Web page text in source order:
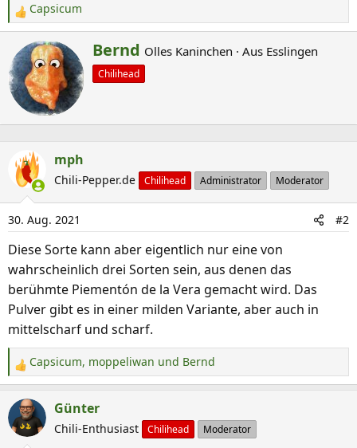
R
e
a
k
t
i
o
e
n
Capsicum
G
e
s
h
e
b
v
o
n
Bernd Olles Kaninchen · Aus Esslingen
Chilihead
mph
Chili-Pepper.de Chilihead Administrator Moderator
30. Aug. 2021 #2
Diese Sorte kann aber eigentlich nur eine von
wahrscheinlich drei Sorten sein, aus denen das
berühmte Piementón de la Vera gemacht wird. Das
Pulver gibt es in einer milden Variante, aber auch in
mittelscharf und scharf.
R
e
a
k
t
Capsicum, moppeliwan und Bernd
Günter
Chili-Enthusiast Chilihead Moderator